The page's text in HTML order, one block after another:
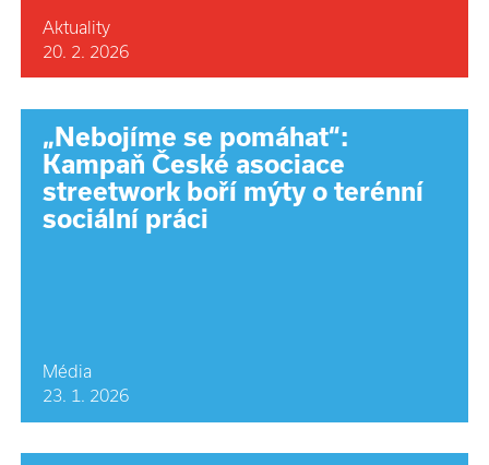
Aktuality
20. 2. 2026
„Nebojíme se pomáhat“:
Kampaň České asociace
streetwork boří mýty o terénní
sociální práci
Média
23. 1. 2026